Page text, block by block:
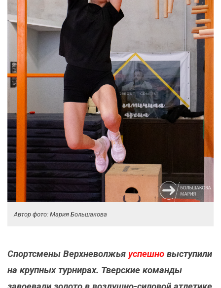
Автор фото: Мария Большакова
Спортсмены Верхневолжья успешно выступили
на крупных турнирах. Тверские команды